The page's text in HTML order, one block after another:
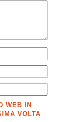
WEB IN
VOLTA